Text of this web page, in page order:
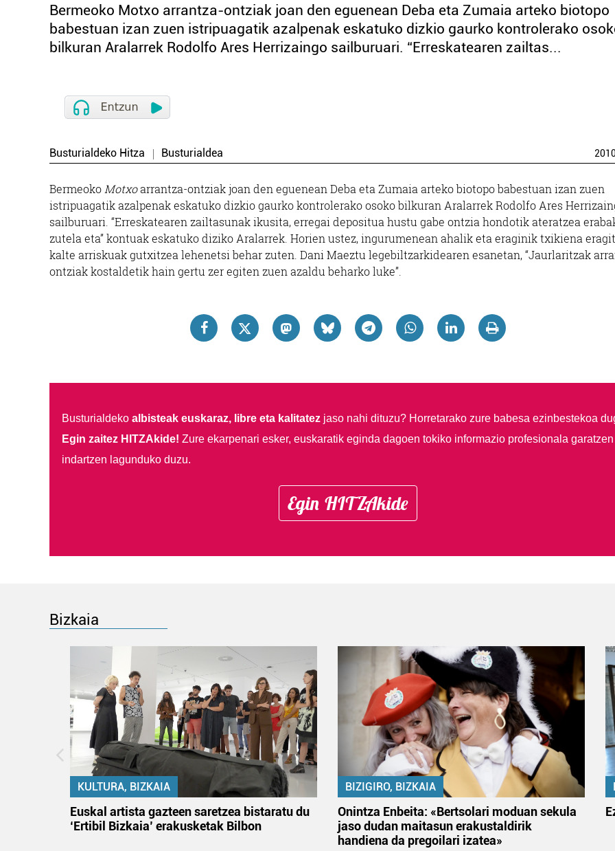
Bermeoko Motxo arrantza-ontziak joan den eguenean Deba eta Zumaia arteko biotopo
babestuan izan zuen istripuagatik azalpenak eskatuko dizkio gaurko kontrolerako
bilkuran Aralarrek Rodolfo Ares Herrizaingo sailburuari. “Erreskatearen zailtas...
Busturialdeko Hitza Busturialdea
Bermeoko Motxoarrantza-ontziak joan den eguenean Deba eta Zumaia arteko biotopo babestuan izan zuen
istripuagatik azalpenak eskatuko dizkio gaurko kontrolerako osoko bilkuran Aralarrek Rodolfo Ares
sailburuari. “Erreskatearen zailtasunak ikusita, erregai depositua hustu gabe ontzia hondotik ateratzea
zutela eta” kontuak eskatuko diziko Aralarrek. Horien ustez, ingurumenean ahalik eta eraginik txikiena
kalte arriskuak gutxitzea lehenetsi behar zuten. Dani Maeztu legebiltzarkidearen esanetan, “Jaurlaritzak
ontziak kostaldetik hain gertu zer egiten zuen azaldu beharko luke”.
Busturialdeko albisteak euskaraz, libre eta kalitatezjaso nahi dituzu? Horretarako zure babesa ezinbestekoa
Egin zaitez HITZAkide! Zure ekarpenari esker, euskaratik eginda dagoen tokiko informazio profesionala garatzen
indartzen lagunduko duzu.
Egin HITZAkide
Bizkaia
KULTURA, BIZKAIA
Euskal artista gazteen saretzea bistaratu du
‘Ertibil Bizkaia’ erakusketak Bilbon
BIZIGIRO, BIZKAIA
Onintza Enbeita: «Bertsolari moduan sekula
jaso dudan maitasun erakustaldirik
handiena da pregoilari izatea»